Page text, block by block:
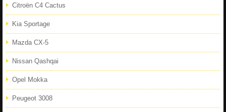
Citroën C4 Cactus
Kia Sportage
Mazda CX-5
Nissan Qashqai
Opel Mokka
Peugeot 3008